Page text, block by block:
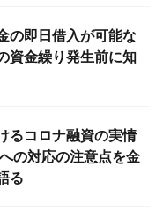
の即日借入が可能な
資金繰り発生前に知
るコロナ融資の実情
の対応の注意点を金
る